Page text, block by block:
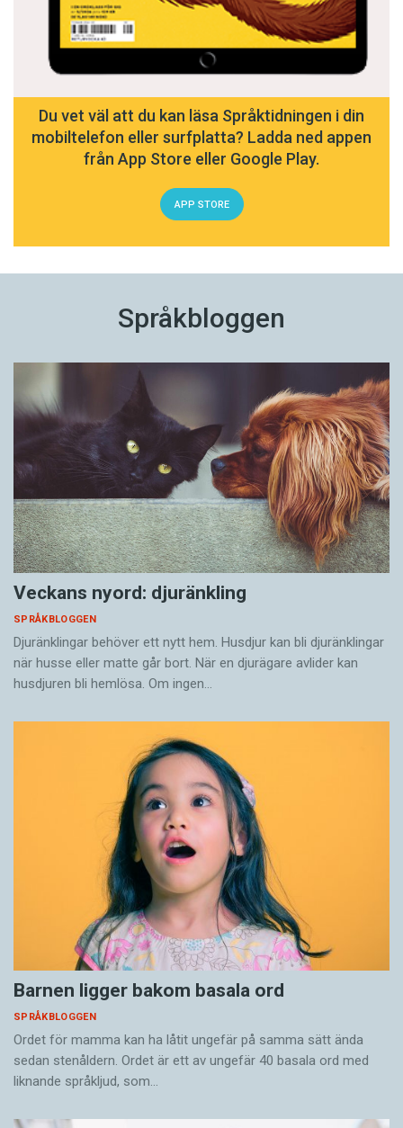
Du vet väl att du kan läsa Språktidningen i din
mobiltelefon eller surfplatta? Ladda ned appen
från App Store eller Google Play.
APP STORE
Språkbloggen
Veckans nyord: djuränkling
SPRÅKBLOGGEN
Djuränklingar behöver ett nytt hem. Husdjur kan bli djuränklingar
när husse eller matte går bort. När en djurägare avlider kan
husdjuren bli hemlösa. Om ingen…
Barnen ligger bakom basala ord
SPRÅKBLOGGEN
Ordet för mamma kan ha låtit ungefär på samma sätt ända
sedan stenåldern. Ordet är ett av ungefär 40 basala ord med
liknande språkljud, som…